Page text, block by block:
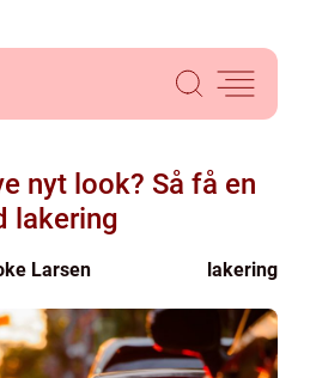
nyt look? Så få en
lakering
Larsen lakering